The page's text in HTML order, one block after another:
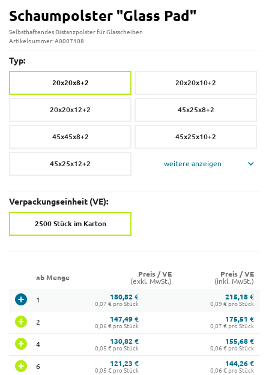
Schaumpolster "Glass Pad"
Selbsthaftendes Distanzpolster für Glasscheiben
Artikelnummer: A0007108
Typ:
20x20x8+2 20x20x10+2
20x20x12+2 45x25x8+2
45x45x8+2 45x25x10+2
45x25x12+2 weitere anzeigen
Verpackungseinheit (VE):
2500 Stück im Karton
ab Menge
Preis / VE
(exkl. MwSt.)
Preis / VE
(inkl. MwSt.)
1 180,82 €
0,07 € pro Stück
215,18 €
0,09 € pro Stück
2 147,49 €
0,06 € pro Stück
175,51 €
0,07 € pro Stück
4 130,82 €
0,05 € pro Stück
155,68 €
0,06 € pro Stück
6 121,23 €
0,05 € pro Stück
144,26 €
0,06 € pro Stück